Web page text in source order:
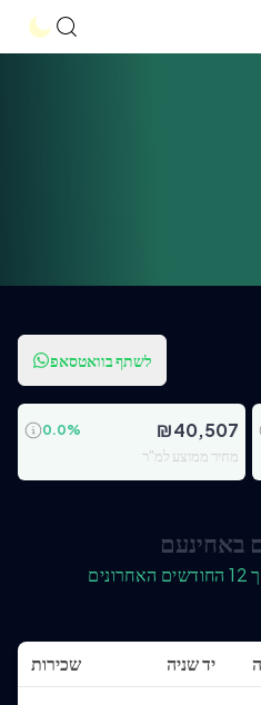
לשתף בוואטסאפ
₪40,507
0.0%
מחיר ממוצע למ"ר
באחינעם
יד שניה שכירות